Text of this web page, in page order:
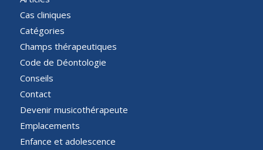
Cas cliniques
Catégories
Champs thérapeutiques
Code de Déontologie
Conseils
Contact
Devenir musicothérapeute
Emplacements
Enfance et adolescence